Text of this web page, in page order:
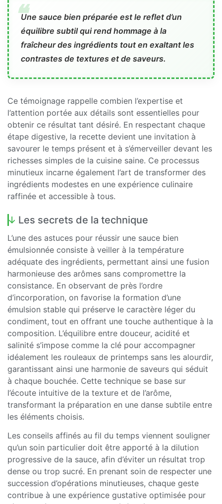
Une sauce bien préparée est le reflet d’un
équilibre subtil qui rend hommage à la
fraîcheur des ingrédients tout en exaltant les
contrastes de textures et de saveurs.
Ce témoignage rappelle combien l’expertise et
l’attention portée aux détails sont essentielles pour
obtenir ce résultat tant désiré. En respectant chaque
étape digestive, la recette devient une invitation à
savourer le temps présent et à s’émerveiller devant les
richesses simples de la cuisine saine. Ce processus
minutieux incarne également l’art de transformer des
ingrédients modestes en une expérience culinaire
raffinée et accessible à tous.
Les secrets de la technique
L’une des astuces pour réussir une sauce bien
émulsionnée consiste à veiller à la température
adéquate des ingrédients, permettant ainsi une fusion
harmonieuse des arômes sans compromettre la
consistance. En observant de près l’ordre
d’incorporation, on favorise la formation d’une
émulsion stable qui préserve le caractère léger du
condiment, tout en offrant une touche authentique à la
composition. L’équilibre entre douceur, acidité et
salinité s’impose comme la clé pour accompagner
idéalement les rouleaux de printemps sans les alourdir,
garantissant ainsi une harmonie de saveurs qui séduit
à chaque bouchée. Cette technique se base sur
l’écoute intuitive de la texture et de l’arôme,
transformant la préparation en une danse subtile entre
les éléments choisis.
Les conseils affinés au fil du temps viennent souligner
qu’un soin particulier doit être apporté à la dilution
progressive de la sauce, afin d’éviter un résultat trop
dense ou trop sucré. En prenant soin de respecter une
succession d’opérations minutieuses, chaque geste
contribue à une expérience gustative optimisée pour